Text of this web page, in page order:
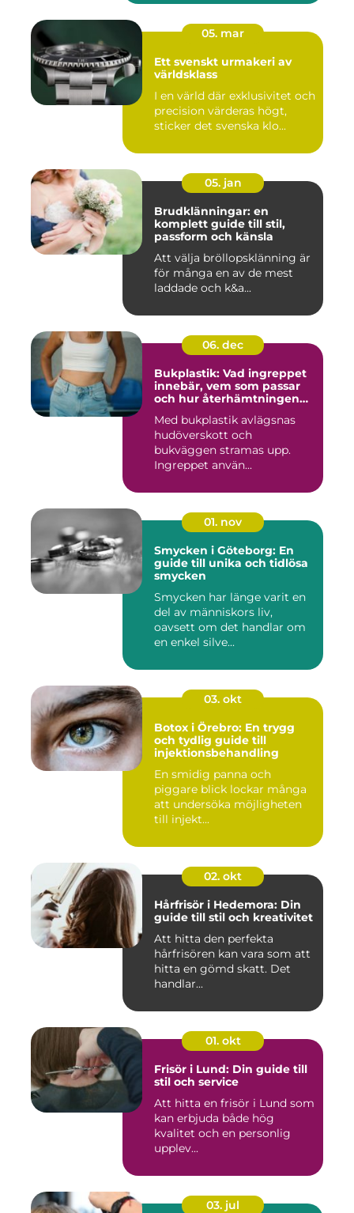
05. mar
Ett svenskt urmakeri av
världsklass
I en värld där exklusivitet och
precision värderas högt,
sticker det svenska klo...
05. jan
Brudklänningar: en
komplett guide till stil,
passform och känsla
Att välja bröllopsklänning är
för många en av de mest
laddade och k&a...
06. dec
Bukplastik: Vad ingreppet
innebär, vem som passar
och hur återhämtningen
Med bukplastik avlägsnas
hudöverskott och
bukväggen stramas upp.
Ingreppet använ...
01. nov
Smycken i Göteborg: En
guide till unika och tidlösa
smycken
Smycken har länge varit en
del av människors liv,
oavsett om det handlar om
en enkel silve...
03. okt
Botox i Örebro: En trygg
och tydlig guide till
injektionsbehandling
En smidig panna och
piggare blick lockar många
att undersöka möjligheten
till injekt...
02. okt
Hårfrisör i Hedemora: Din
guide till stil och kreativitet
Att hitta den perfekta
hårfrisören kan vara som att
hitta en gömd skatt. Det
handlar...
01. okt
Frisör i Lund: Din guide till
stil och service
Att hitta en frisör i Lund som
kan erbjuda både hög
kvalitet och en personlig
upplev...
03. jul